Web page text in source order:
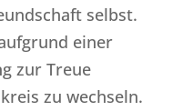
selbst.
einer
zur Treue
zu wechseln.